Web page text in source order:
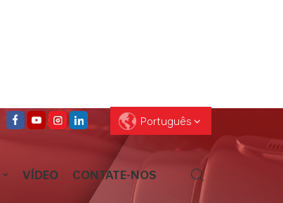
Português
English
Français
VÍDEO CONTATE-NOS